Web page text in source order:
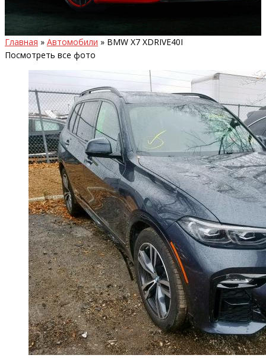
Главная » Автомобили » BMW X7 XDRIVE40I
Посмотреть все фото